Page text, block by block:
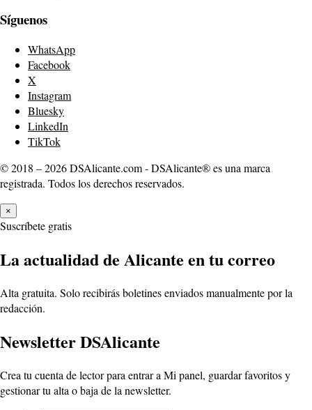
Síguenos
WhatsApp
Facebook
X
Instagram
Bluesky
LinkedIn
TikTok
© 2018 – 2026 DSAlicante.com - DSAlicante® es una marca
registrada. Todos los derechos reservados.
×
Suscríbete gratis
La actualidad de Alicante en tu correo
Alta gratuita. Solo recibirás boletines enviados manualmente por la
redacción.
Newsletter DSAlicante
Crea tu cuenta de lector para entrar a Mi panel, guardar favoritos y
gestionar tu alta o baja de la newsletter.